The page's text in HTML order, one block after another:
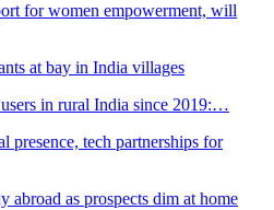
for women empowerment, will
at bay in India villages
in rural India since 2019:…
presence, tech partnerships for
abroad as prospects dim at home